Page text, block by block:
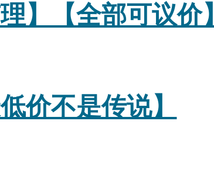
】【全部可议价】
低价不是传说】